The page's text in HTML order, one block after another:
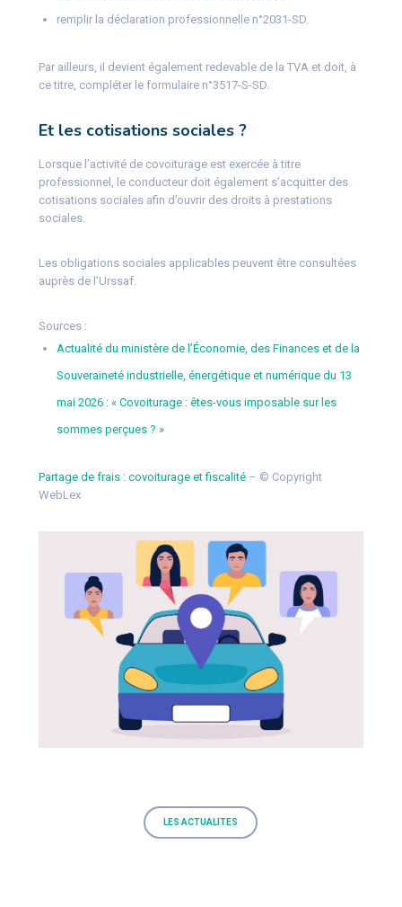
remplir la déclaration professionnelle n°2031-SD.
Par ailleurs, il devient également redevable de la TVA et doit, à
ce titre, compléter le formulaire n°3517-S-SD.
Et les cotisations sociales ?
Lorsque l’activité de covoiturage est exercée à titre
professionnel, le conducteur doit également s’acquitter des
cotisations sociales afin d’ouvrir des droits à prestations
sociales.
Les obligations sociales applicables peuvent être consultées
auprès de l’Urssaf.
Sources :
Actualité du ministère de l’Économie, des Finances et de la
Souveraineté industrielle, énergétique et numérique du 13
mai 2026 : « Covoiturage : êtes-vous imposable sur les
sommes perçues ? »
Partage de frais : covoiturage et fiscalité– © Copyright
WebLex
LES ACTUALITES